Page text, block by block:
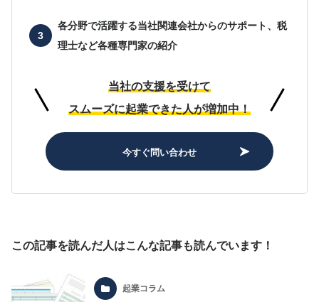
各分野で活躍する当社関連会社からのサポート、 税
理士など各種専門家の紹介
当社の支援を受けて
スムーズに起業できた人が増加中！
今すぐ問い合わせ
この記事を読んだ人はこんな記事も読んでいます！
起業コラム